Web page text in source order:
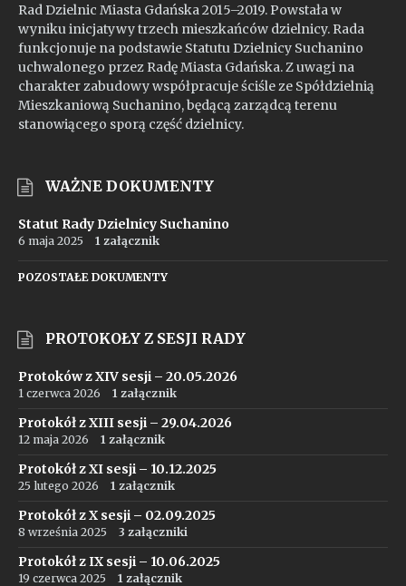
Rad Dzielnic Miasta Gdańska 2015–2019. Powstała w
wyniku inicjatywy trzech mieszkańców dzielnicy. Rada
funkcjonuje na podstawie Statutu Dzielnicy Suchanino
uchwalonego przez Radę Miasta Gdańska. Z uwagi na
charakter zabudowy współpracuje ściśle ze Spółdzielnią
Mieszkaniową Suchanino, będącą zarządcą terenu
stanowiącego sporą część dzielnicy.
WAŻNE DOKUMENTY
Statut Rady Dzielnicy Suchanino
6 maja 2025 1 załącznik
POZOSTAŁE DOKUMENTY
PROTOKOŁY Z SESJI RADY
Protoków z XIV sesji – 20.05.2026
1 czerwca 2026 1 załącznik
Protokół z XIII sesji – 29.04.2026
12 maja 2026 1 załącznik
Protokół z XI sesji – 10.12.2025
25 lutego 2026 1 załącznik
Protokół z X sesji – 02.09.2025
8 września 2025 3 załączniki
Protokół z IX sesji – 10.06.2025
19 czerwca 2025 1 załącznik